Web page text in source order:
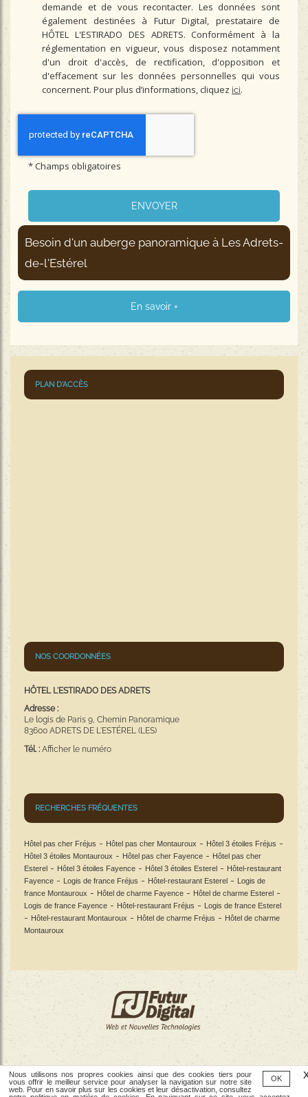
demande et de vous recontacter. Les données sont
également destinées à Futur Digital, prestataire de
HÔTEL L'ESTIRADO DES ADRETS. Conformément à la
réglementation en vigueur, vous disposez notamment
d'un droit d'accès, de rectification, d'opposition et
d'effacement sur les données personnelles qui vous
concernent. Pour plus d’informations, cliquez ici.
*Champs obligatoires
Besoin d'un auberge panoramique à Les Adrets-
de-l'Estérel
En savoir +
PLAN D'ACCÈS
NOS COORDONNÉES
HÔTEL L'ESTIRADO DES ADRETS
Adresse :
Le logis de Paris 9, Chemin Panoramique
83600 ADRETS DE L'ESTÉREL (LES)
Tél. : Afficher le numéro
RECHERCHES FRÉQUENTES
Hôtel pas cher Fréjus Hôtel pas cher Montauroux
Hôtel 3 étoiles Fréjus
Hôtel 3 étoiles Montauroux
Hôtel pas cher Fayence
Hôtel pas cher
Esterel
Hôtel 3 étoiles Fayence Hôtel 3 étoiles Esterel
Hôtel-restaurant
Fayence
Logis de france Fréjus Hôtel-restaurant Esterel
Logis de
france Montauroux
Hôtel de charme Fayence
Hôtel de charme Esterel
Logis de france Fayence
Hôtel-restaurant Fréjus
Logis de france Esterel
Hôtel-restaurant Montauroux
Hôtel de charme Fréjus
Hôtel de charme
Montauroux
Appelez-nous
Contactez-nous
OK
Nous utilisons nos propres cookies ainsi que des cookies tiers pour
vous offrir le meilleur service pour analyser la navigation sur notre site
web. Pour en savoir plus sur les cookies et leur désactivation, consultez